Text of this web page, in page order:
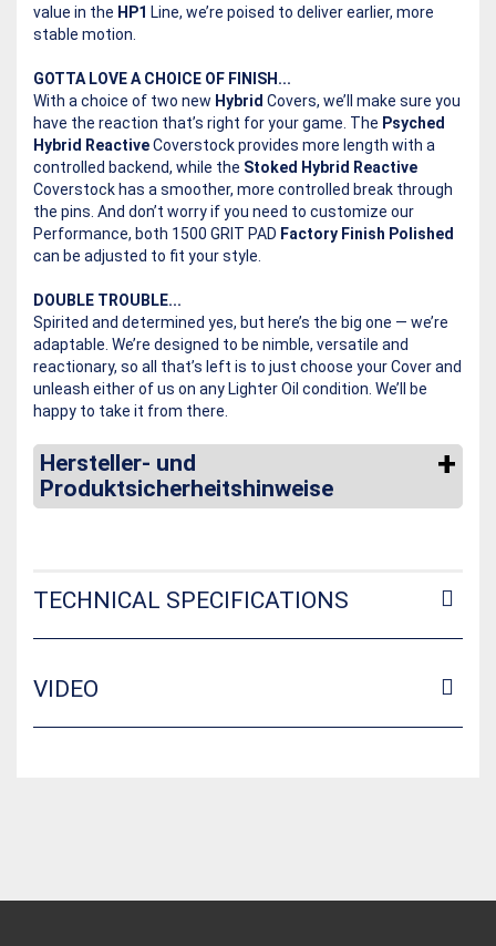
value in the HP1 Line, we’re poised to deliver earlier, more
stable motion.
GOTTA LOVE A CHOICE OF FINISH...
With a choice of two new Hybrid Covers, we’ll make sure you
have the reaction that’s right for your game. The Psyched
Hybrid ReactiveCoverstock provides more length with a
controlled backend, while the Stoked Hybrid Reactive
Coverstock has a smoother, more controlled break through
the pins. And don’t worry if you need to customize our
Performance, both 1500 GRIT PAD Factory Finish Polished
can be adjusted to fit your style.
DOUBLE TROUBLE...
Spirited and determined yes, but here’s the big one — we’re
adaptable. We’re designed to be nimble, versatile and
reactionary, so all that’s left is to just choose your Cover and
unleash either of us on any Lighter Oil condition. We’ll be
happy to take it from there.
Hersteller- und
Produktsicherheitshinweise
TECHNICAL SPECIFICATIONS
VIDEO